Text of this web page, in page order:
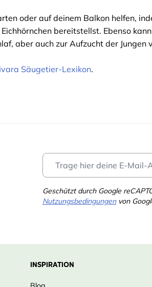
oder auf deinem Balkon helfen,
bereitstellst. Ebenso
aber auch zur Aufzucht der Jungen
Säugetier-Lexikon.
Geschützt durch Google
Nutzungsbedingungenvon
INSPIRATION